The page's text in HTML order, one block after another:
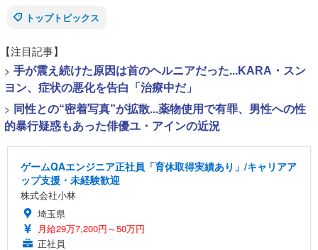
トップトピックス
【注目記事】
> 手が震え続けた原因は首のヘルニアだった...KARA・スン
ヨン、症状の悪化を告白「治療中だ」
> 同性との“密着写真”が拡散...薬物使用で有罪、男性への性
的暴行疑惑もあった俳優ユ・アインの近況
ゲームQAエンジニア正社員「育休取得実績あり」/キャリアア
ップ支援・未経験歓迎
株式会社小林
埼玉県
月給29万7,200円～50万円
正社員